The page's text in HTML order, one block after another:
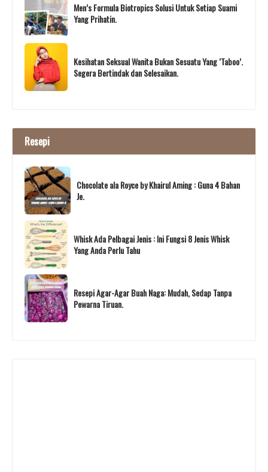
Men’s Formula Biotropics Solusi Untuk Setiap Suami
Yang Prihatin.
Kesihatan Seksual Wanita Bukan Sesuatu Yang ‘Taboo’.
Segera Bertindak dan Selesaikan.
Resepi
Chocolate ala Royce by Khairul Aming : Guna 4 Bahan
Je.
Whisk Ada Pelbagai Jenis : Ini Fungsi 8 Jenis Whisk
Yang Anda Perlu Tahu
Resepi Agar-Agar Buah Naga: Mudah, Sedap Tanpa
Pewarna Tiruan.